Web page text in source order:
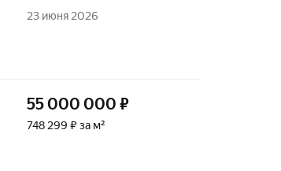
23 июня 2026
55 000 000 ₽
748 299 ₽ за м²